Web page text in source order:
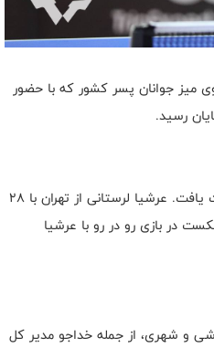
میز جوانان پسر کشور که با حضور
در پایان این رقابت‌ها، محمدحسن حبیبی از قم با کسب ۳۰ امتیاز به مقام قهرمانی دست یافت. عرشیا لرستانی از تهران با ۲۸
و حسن شیخی از یزد با ۲۸ امتیاز به دلیل شکست در بازی رو در رو با عرشیا
مسئولان ورزشی و شهری، از جمله خداجو مدیر کل